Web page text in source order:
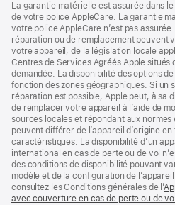
La garantie matérielle est assurée dans
de votre police AppleCare. La garantie
votre police AppleCare n’est pas
réparation ou de remplacement peuvent
votre appareil, de la législation locale
Centres de Services Agréés Apple situés
demandée. La disponibilité des options
fonction des zones géographiques. Si un
réparation est possible, Apple peut, à sa
de remplacer votre appareil à l’aide de
sources locales et répondant aux
peuvent différer de l’appareil d’origine
caractéristiques. La disponibilité d’un
international en cas de perte ou de vol
des conditions de disponibilité pouvant
modèle et de la configuration de
consultez les Conditions générales de l’
avec couverture en cas de perte ou de vol